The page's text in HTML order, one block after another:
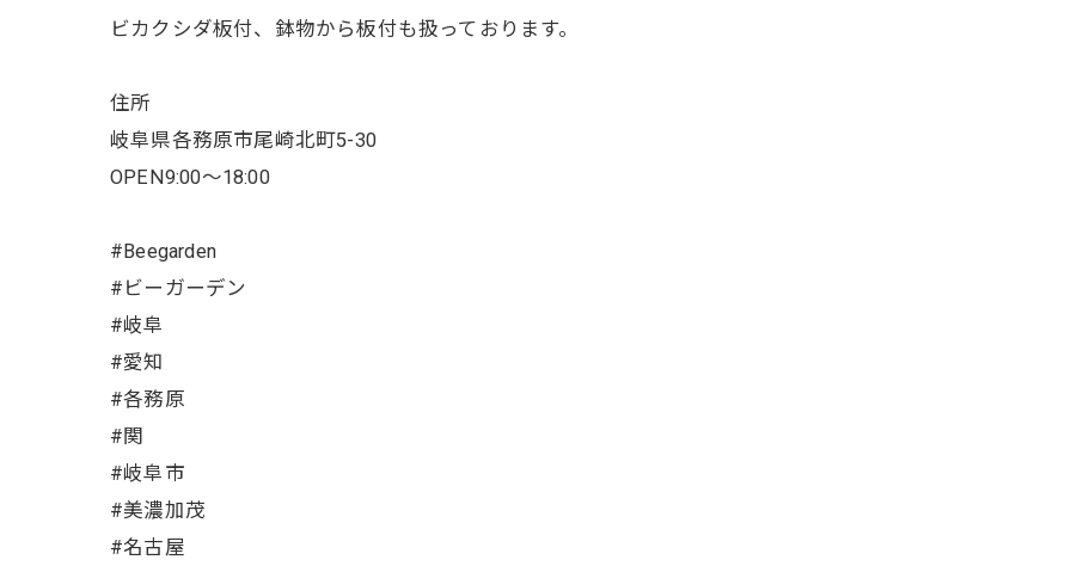
ビカクシダ板付、鉢物から板付も扱っております。
住所
岐阜県各務原市尾崎北町5-30
OPEN9:00〜18:00
#Beegarden
#ビーガーデン
#岐阜
#愛知
#各務原
#関
#岐阜市
#美濃加茂
#名古屋